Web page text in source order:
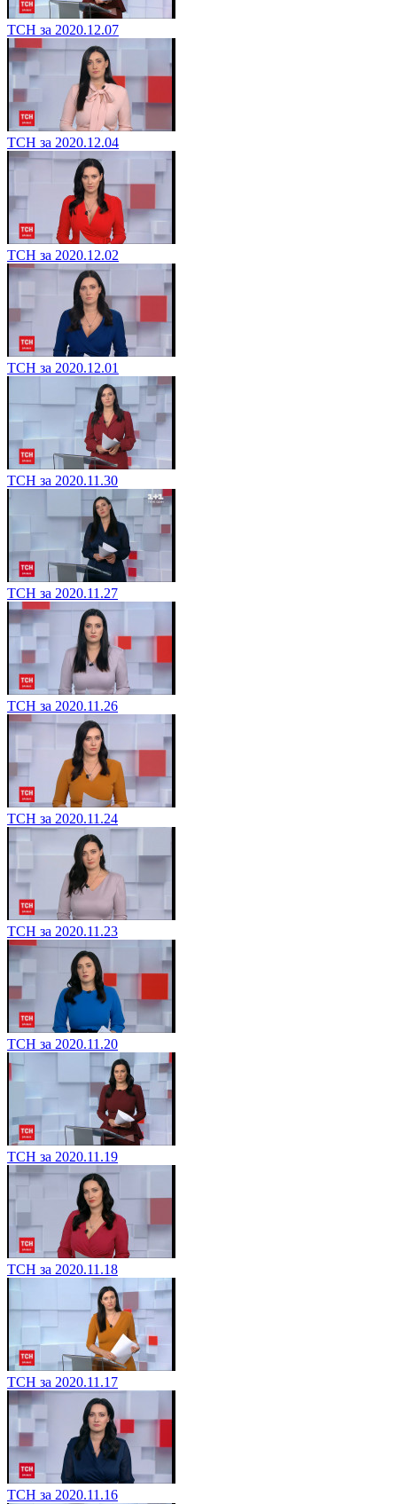
ТСН за 2020.12.07
ТСН за 2020.12.04
ТСН за 2020.12.02
ТСН за 2020.12.01
ТСН за 2020.11.30
ТСН за 2020.11.27
ТСН за 2020.11.26
ТСН за 2020.11.24
ТСН за 2020.11.23
ТСН за 2020.11.20
ТСН за 2020.11.19
ТСН за 2020.11.18
ТСН за 2020.11.17
ТСН за 2020.11.16